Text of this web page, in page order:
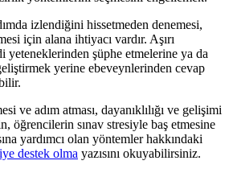
izlendiğini hissetmeden denemesi,
için alana ihtiyacı vardır. Aşırı
yeteneklerinden şüphe etmelerine ya da
yerine ebeveynlerinden cevap
ve adım atması, dayanıklılığı ve gelişimi
öğrencilerin sınav stresiyle baş etmesine
yardımcı olan yöntemler hakkındaki
destek olma yazısını okuyabilirsiniz.